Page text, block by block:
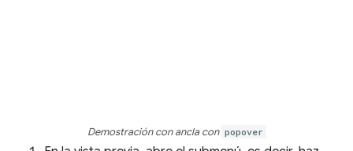
Demostración con ancla con popover